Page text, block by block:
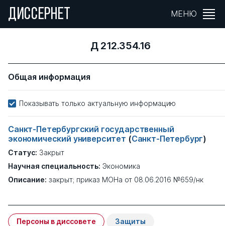
ДИССЕРНЕТ МЕНЮ
Д 212.354.16
Общая информация
Показывать только актуальную информацию
Санкт-Петербургский государственный
экономический университет (Санкт-Петербург)
Статус: Закрыт
Научная специальность: Экономика
Описание: закрыт; приказ МОНа от 08.06.2016 №659/нк
Персоны в диссовете Защиты